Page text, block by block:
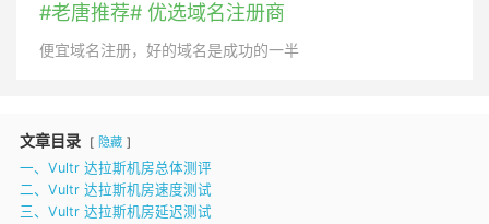
#老唐推荐# 优选域名注册商
便宜域名注册，好的域名是成功的一半
文章目录 隐藏
一、Vultr 达拉斯机房总体测评
二、Vultr 达拉斯机房速度测试
三、Vultr 达拉斯机房延迟测试